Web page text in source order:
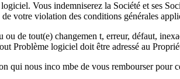
Vous indemniserez la Société et ses
votre violation des conditions générales
de tout(e) changemen t, erreur, défaut,
Problème logiciel doit être adressé au
nous inco mbe de vous rembourser pour